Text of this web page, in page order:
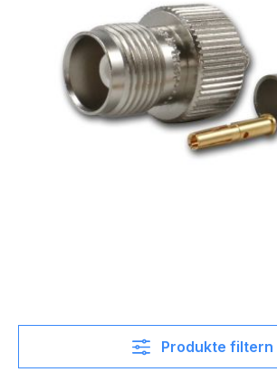
Produkte filtern